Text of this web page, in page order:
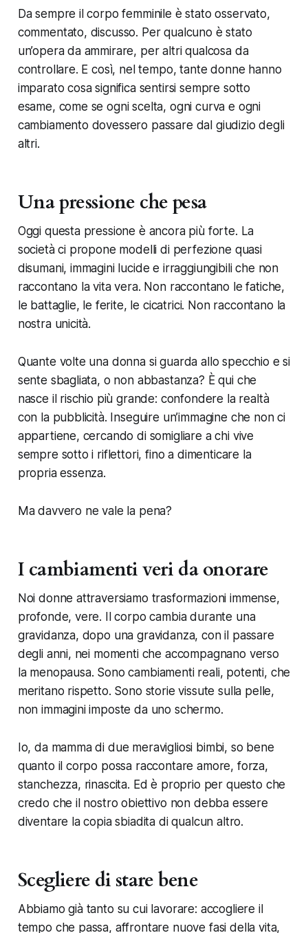
Da sempre il corpo femminile è stato osservato,
commentato, discusso. Per qualcuno è stato
un’opera da ammirare, per altri qualcosa da
controllare. E così, nel tempo, tante donne hanno
imparato cosa significa sentirsi sempre sotto
esame, come se ogni scelta, ogni curva e ogni
cambiamento dovessero passare dal giudizio degli
altri.
Una pressione che pesa
Oggi questa pressione è ancora più forte. La
società ci propone modelli di perfezione quasi
disumani, immagini lucide e irraggiungibili che non
raccontano la vita vera. Non raccontano le fatiche,
le battaglie, le ferite, le cicatrici. Non raccontano la
nostra unicità.
Quante volte una donna si guarda allo specchio e si
sente sbagliata, o non abbastanza? È qui che
nasce il rischio più grande: confondere la realtà
con la pubblicità. Inseguire un’immagine che non ci
appartiene, cercando di somigliare a chi vive
sempre sotto i riflettori, fino a dimenticare la
propria essenza.
Ma davvero ne vale la pena?
I cambiamenti veri da onorare
Noi donne attraversiamo trasformazioni immense,
profonde, vere. Il corpo cambia durante una
gravidanza, dopo una gravidanza, con il passare
degli anni, nei momenti che accompagnano verso
la menopausa. Sono cambiamenti reali, potenti, che
meritano rispetto. Sono storie vissute sulla pelle,
non immagini imposte da uno schermo.
Io, da mamma di due meravigliosi bimbi, so bene
quanto il corpo possa raccontare amore, forza,
stanchezza, rinascita. Ed è proprio per questo che
credo che il nostro obiettivo non debba essere
diventare la copia sbiadita di qualcun altro.
Scegliere di stare bene
Abbiamo già tanto su cui lavorare: accogliere il
tempo che passa, affrontare nuove fasi della vita,